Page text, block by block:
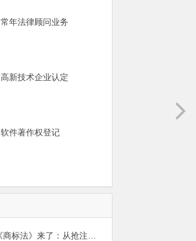
常年法律顾问业务
高新技术企业认定
软件著作权登记